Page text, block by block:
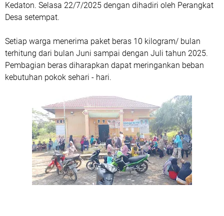
Kedaton. Selasa 22/7/2025 dengan dihadiri oleh Perangkat
Desa setempat.
Setiap warga menerima paket beras 10 kilogram/ bulan
terhitung dari bulan Juni sampai dengan Juli tahun 2025.
Pembagian beras diharapkan dapat meringankan beban
kebutuhan pokok sehari - hari.